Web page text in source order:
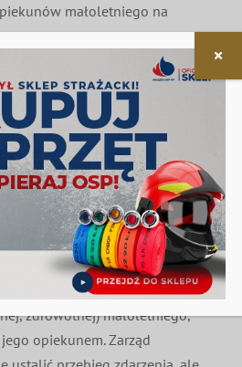
małoletniego na
krzywdzenie
działacza, to działacz ten
odsunięty od wszelkich form
do czasu wyjaśnienia
przeprowadza rozmowę z
osobami mającymi lub
o zdarzeniu i o sytuacji
zdrowotnej) małoletniego,
opiekunem. Zarząd